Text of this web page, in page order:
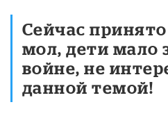
Сейчас
мол, дети мало
войне, не
данной темой!